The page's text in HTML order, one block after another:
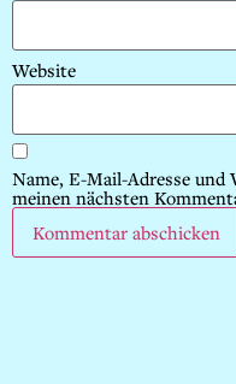
Website
Name, E-Mail-Adresse und
meinen nächsten